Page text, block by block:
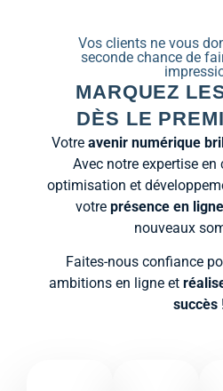
Vos clients ne vous
seconde chance de
MARQUEZ
DÈS LE
Votre avenir numérique
Avec notre expertise en
optimisation et
votre présence en ligne
nouveaux
Faites-nous confiance
ambitions en ligne et
succès !